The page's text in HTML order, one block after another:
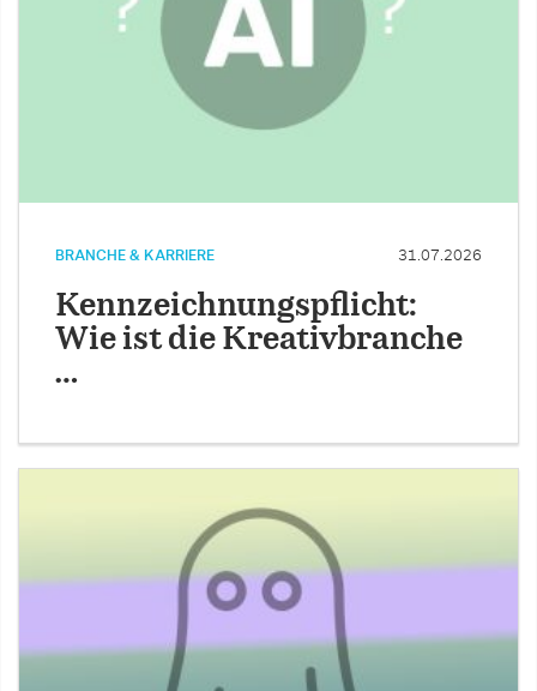
BRANCHE & KARRIERE 31.07.2026
Kennzeichnungspflicht:
Wie ist die Kreativbranche
…